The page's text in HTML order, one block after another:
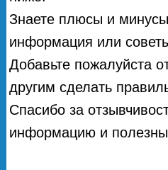
Знаете плюсы и
информация или
Добавьте пожалуйста
другим сделать
Спасибо за
информацию и